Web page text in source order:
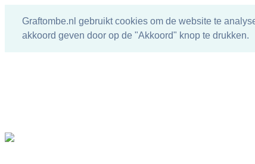
Graftombe.nl gebruikt cookies om de website te
akkoord geven door op de "Akkoord" knop te drukken.